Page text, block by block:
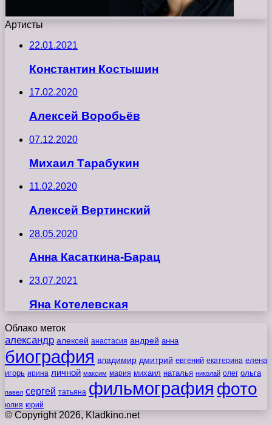
Артисты
22.01.2021
Константин Костышин
17.02.2020
Алексей Воробьёв
07.12.2020
Михаил Тарабукин
11.02.2020
Алексей Вертинский
28.05.2020
Анна Касаткина-Барац
23.07.2021
Яна Котелевская
Облако меток
александр алексей анастасия андрей анна
биография владимир дмитрий евгений екатерина елена
игорь ирина личной максим мария михаил наталья николай олег ольга
павел сергей татьяна фильмография фото
юлия юрий
© Copyright 2026, Kladkino.net